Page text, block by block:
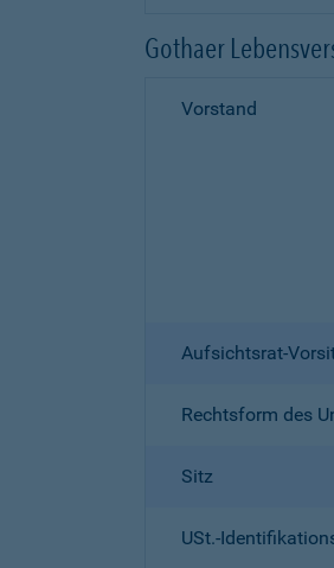
Gothaer
Vorstand
Aufsichtsrat-
Rechtsform des
Sitz
USt.-